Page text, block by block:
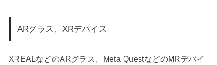
ARグラス、XRデバイス
XREALなどのARグラス、Meta QuestなどのMRデバイ